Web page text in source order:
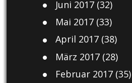
Juni 2017(32)
Mai 2017(33)
April 2017(38)
März 2017(28)
Februar 2017(35)